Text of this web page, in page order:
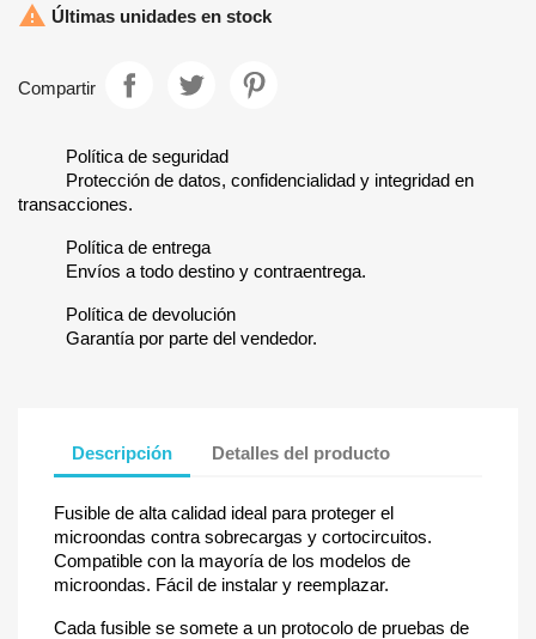
 Últimas unidades en stock
Compartir
Política de seguridad
Protección de datos, confidencialidad y integridad en
transacciones.
Política de entrega
Envíos a todo destino y contraentrega.
Política de devolución
Garantía por parte del vendedor.
Descripción Detalles del producto
Fusible de alta calidad ideal para proteger el
microondas contra sobrecargas y cortocircuitos.
Compatible con la mayoría de los modelos de
microondas. Fácil de instalar y reemplazar.
Cada fusible se somete a un protocolo de pruebas de